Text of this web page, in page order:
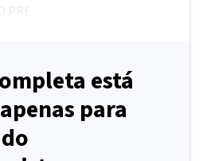
PRE
está
para